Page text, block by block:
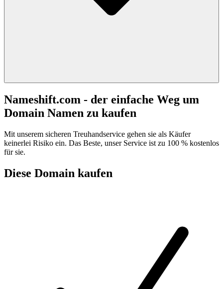
Nameshift.com - der einfache Weg um
Domain Namen zu kaufen
Mit unserem sicheren Treuhandservice gehen sie als Käufer
keinerlei Risiko ein. Das Beste, unser Service ist zu 100 % kostenlos
für sie.
Diese Domain kaufen